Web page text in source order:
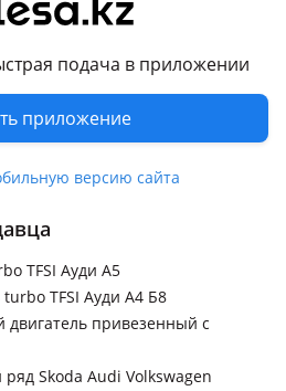
подача в приложении
приложение
версию сайта
Да
2011 - 2017 1 поколение
TFSI Ауди А5
TFSI Ауди А4 Б8
двигатель привезенный с
Skoda Audi Volkswagen